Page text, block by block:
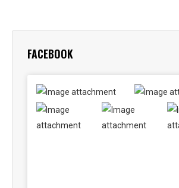
FACEBOOK